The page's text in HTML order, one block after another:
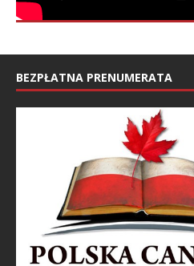
BEZPŁATNA PRENUMERATA